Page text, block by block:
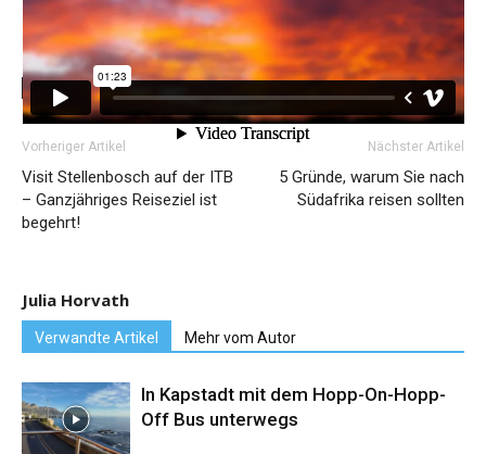
zu probieren.
SCHLAGWORTE Südafrika-TV
Vorheriger Artikel
Visit Stellenbosch auf der ITB
– Ganzjähriges Reiseziel ist
begehrt!
Nächster Artikel
5 Gründe, warum Sie nach
Südafrika reisen sollten
Julia Horvath
Verwandte Artikel Mehr vom Autor
In Kapstadt mit dem Hopp-On-Hopp-
Off Bus unterwegs